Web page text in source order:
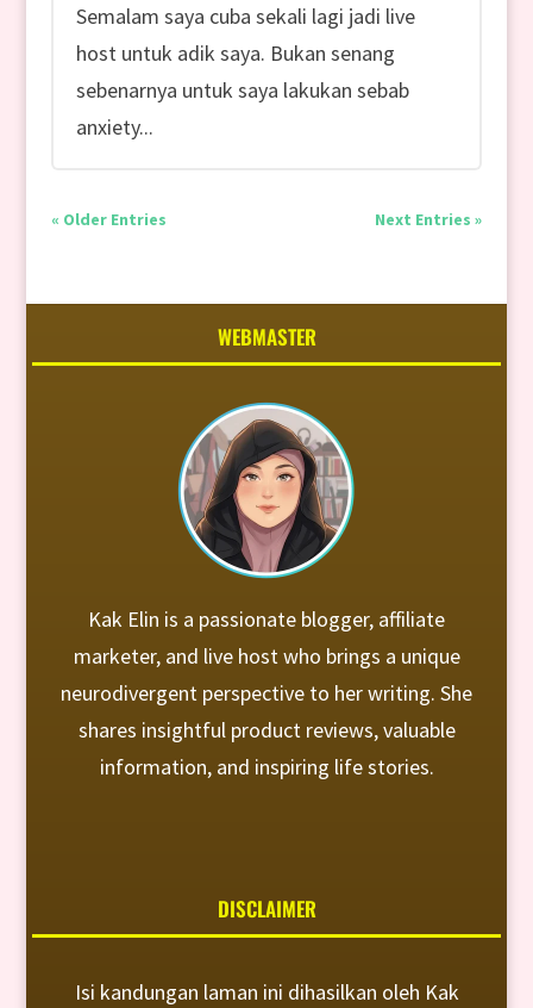
Semalam saya cuba sekali lagi jadi live
host untuk adik saya. Bukan senang
sebenarnya untuk saya lakukan sebab
anxiety...
« Older Entries Next Entries »
WEBMASTER
Kak Elin is a passionate blogger, affiliate
marketer, and live host who brings a unique
neurodivergent perspective to her writing. She
shares insightful product reviews, valuable
information, and inspiring life stories.
DISCLAIMER
Isi kandungan laman ini dihasilkan oleh Kak